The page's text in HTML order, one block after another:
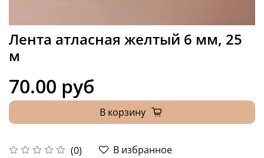
Лента атласная желтый 6 мм, 25
м
(0) В избранное
70.00 руб
В корзину